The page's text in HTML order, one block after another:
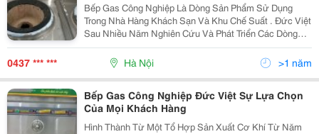
Bếp Gas Công Nghiệp Là Dòng Sản Phẩm Sử Dụng
Trong Nhà Hàng Khách Sạn Và Khu Chế Suất . Đức Việt
Sau Nhiều Năm Nghiên Cứu Và Phát Triển Các Dòng
Bếp Công Nghiệp Đã Chính Thức Tung Ra Thị Trường
Một Loạt Các Mẫu Bếp Gas Công Nghiệp Phù Hợp Với
Nhu Cầu
0437 *** *** Hà Nội >1 năm
Bếp Gas Công Nghiệp Đức Việt Sự Lựa Chọn
Của Mọi Khách Hàng
Hình Thành Từ Một Tổ Hợp Sản Xuất Cơ Khí Từ Năm